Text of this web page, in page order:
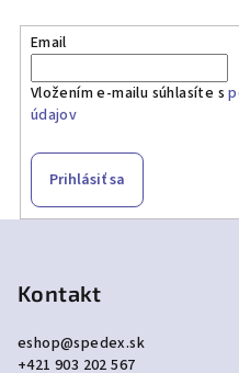
Email
Vložením e-mailu súhlasíte s
údajov
Prihlásiť sa
Kontakt
eshop@spedex.sk
+421 903 202 567